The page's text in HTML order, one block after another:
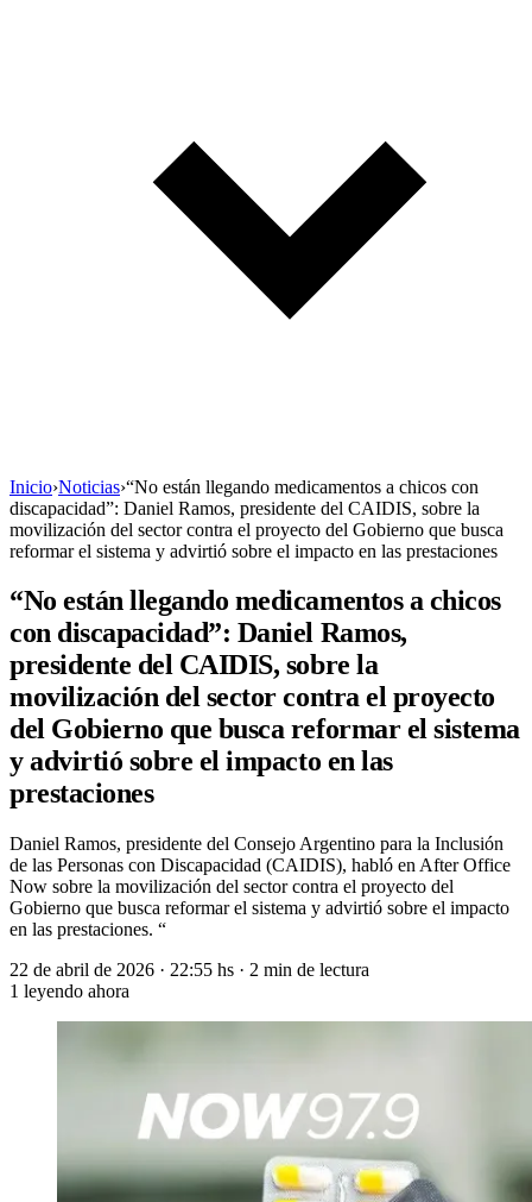
Inicio›Noticias›“No están llegando medicamentos a chicos con
discapacidad”: Daniel Ramos, presidente del CAIDIS, sobre la
movilización del sector contra el proyecto del Gobierno que busca
reformar el sistema y advirtió sobre el impacto en las prestaciones
“No están llegando medicamentos a chicos
con discapacidad”: Daniel Ramos,
presidente del CAIDIS, sobre la
movilización del sector contra el proyecto
del Gobierno que busca reformar el sistema
y advirtió sobre el impacto en las
prestaciones
Daniel Ramos, presidente del Consejo Argentino para la Inclusión
de las Personas con Discapacidad (CAIDIS), habló en After Office
Now sobre la movilización del sector contra el proyecto del
Gobierno que busca reformar el sistema y advirtió sobre el impacto
en las prestaciones. “
22 de abril de 2026 · 22:55 hs · 2 min de lectura
1 leyendo ahora